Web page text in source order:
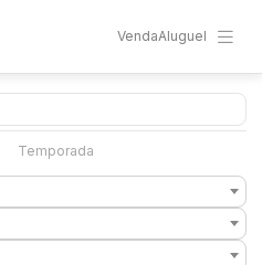
VendaAluguel
Temporada